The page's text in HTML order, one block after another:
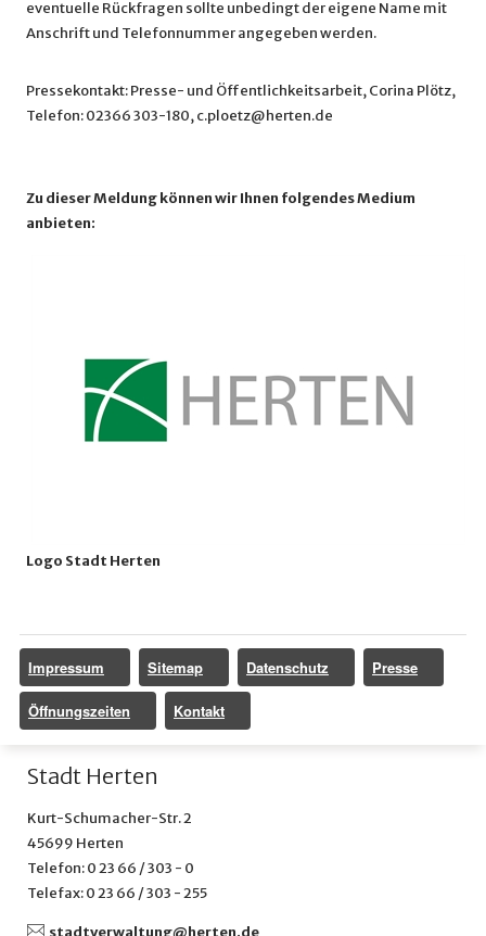
eventuelle Rückfragen sollte unbedingt der eigene Name mit
Anschrift und Telefonnummer angegeben werden.
Pressekontakt: Presse- und Öffentlichkeitsarbeit, Corina Plötz,
Telefon: 02366 303-180, c.ploetz@herten.de
Zu dieser Meldung können wir Ihnen folgendes Medium
anbieten:
Logo Stadt Herten
Impressum Sitemap Datenschutz Presse
Öffnungszeiten Kontakt
Stadt Herten
Kurt-Schumacher-Str. 2
45699 Herten
Telefon: 0 23 66 / 303 - 0
Telefax: 0 23 66 / 303 - 255
stadtverwaltung@herten.de